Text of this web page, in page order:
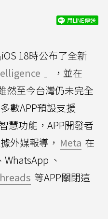
用LINE傳送
18時公布了全新
」，並在
然至今台灣仍未完全
數APP預設支援
慧功能，APP開發者
外媒報導， Meta 在
WhatsApp 、
等APP關閉這